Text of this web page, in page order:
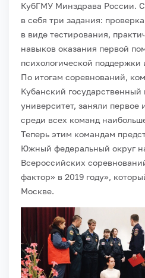
КубГМУ Минздрава России.
в себя три задания:
в виде тестирования,
навыков оказания первой
психологической поддержки
По итогам соревнований,
Кубанский
университет, заняли первое
среди всех команд
Теперь этим командам
Южный федеральный округ
Всероссийских
фактор» в 2019 году»,
Москве.